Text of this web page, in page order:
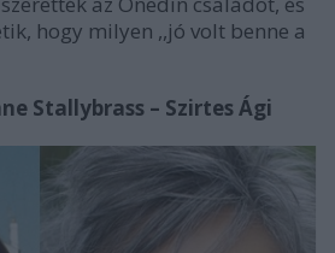
hogy milyen ,,jó volt benne a
Stallybrass – Szirtes Ági